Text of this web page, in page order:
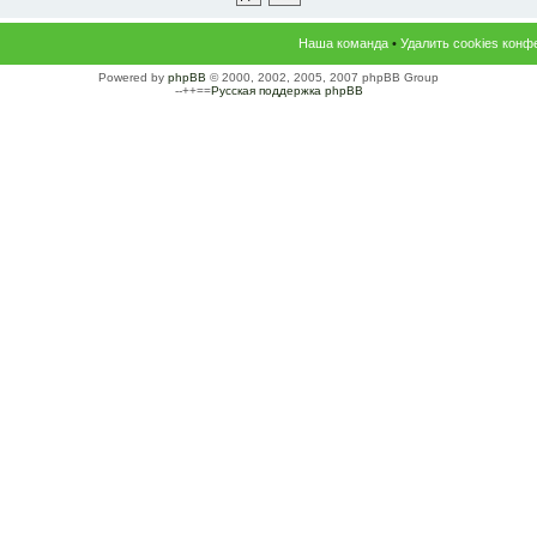
Наша команда • Удалить cookies
Powered by phpBB © 2000, 2002, 2005, 2007 phpBB Group
--++==Русская поддержка phpBB